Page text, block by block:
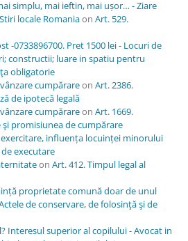
simplu, mai ieftin, mai ușor… - Ziare
locale Romaniaon Art. 529.
-0733896700. Pret 1500 lei - Locuri de
constructii; luare in spatiu pentru
obligatorie
cumpărareon Art. 2386.
de ipotecă legală
cumpărareon Art. 1669.
promisiunea de cumpărare
influența locuinței minorului
executare
on Art. 412. Timpul legal al
proprietate comună doar de unul
de conservare, de folosinţă şi de
Interesul superior al copilului - Avocat in